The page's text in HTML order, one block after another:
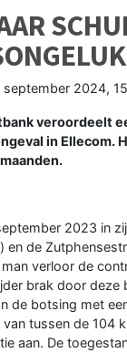
september 2024,
veroordeelt
in Ellecom.
2023 in
en de
verloor de
brak door
de botsing met
tussen de 104
aan. De